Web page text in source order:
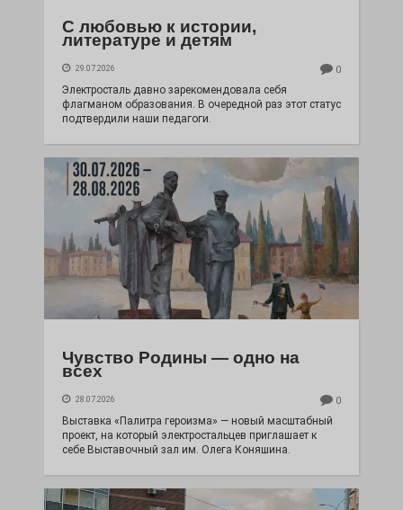
С любовью к истории,
литературе и детям
29.07.2026 0
Электросталь давно зарекомендовала себя
флагманом образования. В очередной раз этот статус
подтвердили наши педагоги.
Чувство Родины — одно на
всех
28.07.2026 0
Выставка «Палитра героизма» — новый масштабный
проект, на который электростальцев приглашает к
себе Выставочный зал им. Олега Коняшина.